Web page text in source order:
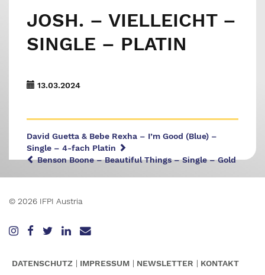
JOSH. – VIELLEICHT –
SINGLE – PLATIN
13.03.2024
David Guetta & Bebe Rexha – I’m Good (Blue) –
Single – 4-fach Platin
Benson Boone – Beautiful Things – Single – Gold
© 2026 IFPI Austria
DATENSCHUTZ IMPRESSUM NEWSLETTER KONTAKT